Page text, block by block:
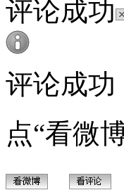
评论成功
评论成功
点“看微